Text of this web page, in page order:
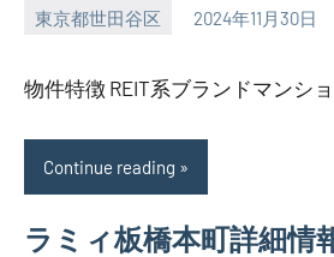
東京都世田谷区 2024年11月30日
SEZIMO
物件特徴 REIT系ブランドマンシ
Continue reading
ラミィ板橋本町詳細情